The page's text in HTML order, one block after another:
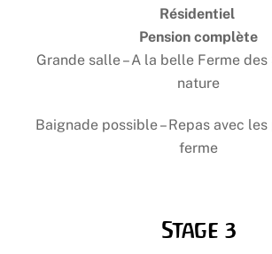
Résidentiel
Pension complète
Grande salle – A la belle Ferme
nature
Baignade possible – Repas avec
ferme
Stage 3